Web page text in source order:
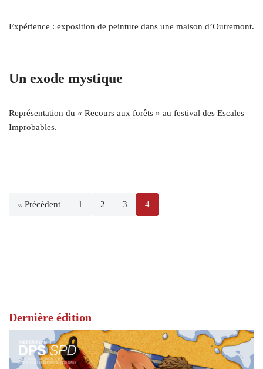
Expérience : exposition de peinture dans une maison d’Outremont.
Un exode mystique
Représentation du « Recours aux forêts » au festival des Escales
Improbables.
« Précédent 1 2 3 4
Dernière édition